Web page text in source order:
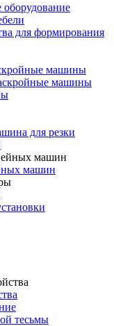
оборудование
для формирования
машины
машины
для резки
машин
тесьмы